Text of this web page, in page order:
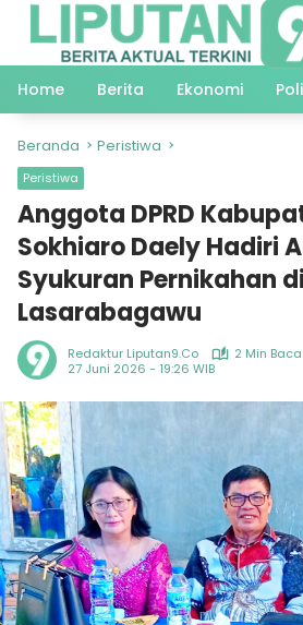
Langsung
Home
Berita Ekonomi
Beranda Peristiwa
Peristiwa
Anggota DPRD
Sokhiaro Daely Hadiri
Syukuran Pernikahan
Lasarabagawu
Redaktur Liputan9.co
2 Min Baca
27 Juni 2026 - 19:26 WIB